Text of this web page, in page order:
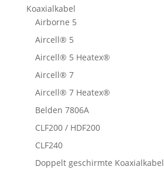
Koaxialkabel
Airborne 5
Aircell® 5
Aircell® 5 Heatex®
Aircell® 7
Aircell® 7 Heatex®
Belden 7806A
CLF200 / HDF200
CLF240
Doppelt geschirmte Koaxialkabel